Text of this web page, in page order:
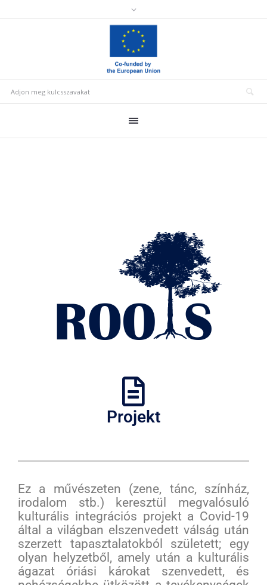
Projekt
Ez a művészeten (zene, tánc, színház,
irodalom stb.) keresztül megvalósuló
kulturális integrációs projekt a Covid-19
által a világban elszenvedett válság után
szerzett tapasztalatokból született; egy
olyan helyzetből, amely után a kulturális
ágazat óriási károkat szenvedett, és